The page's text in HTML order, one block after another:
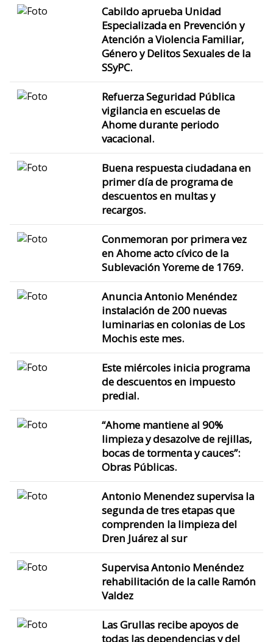
Cabildo aprueba Unidad
Especializada en Prevención y
Atención a Violencia Familiar,
Género y Delitos Sexuales de la
SSyPC.
Refuerza Seguridad Pública
vigilancia en escuelas de
Ahome durante periodo
vacacional.
Buena respuesta ciudadana en
primer día de programa de
descuentos en multas y
recargos.
Conmemoran por primera vez
en Ahome acto cívico de la
Sublevación Yoreme de 1769.
Anuncia Antonio Menéndez
instalación de 200 nuevas
luminarias en colonias de Los
Mochis este mes.
Este miércoles inicia programa
de descuentos en impuesto
predial.
“Ahome mantiene al 90%
limpieza y desazolve de rejillas,
bocas de tormenta y cauces”:
Obras Públicas.
Antonio Menendez supervisa la
segunda de tres etapas que
comprenden la limpieza del
Dren Juárez al sur
Supervisa Antonio Menéndez
rehabilitación de la calle Ramón
Valdez
Las Grullas recibe apoyos de
todas las dependencias y del